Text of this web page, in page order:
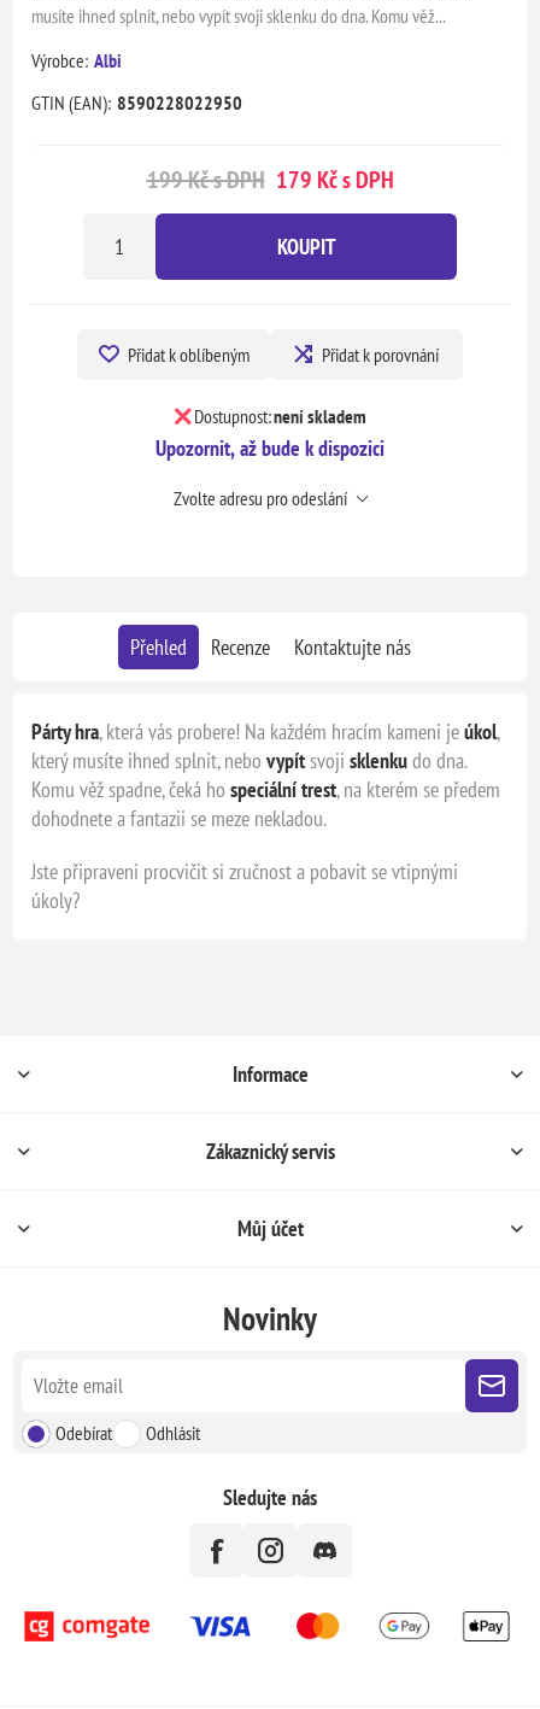
musíte ihned splnit, nebo vypít svoji sklenku do dna. Komu věž...
Výrobce: Albi
GTIN (EAN): 8590228022950
199 Kč s DPH 179 Kč s DPH
KOUPIT
Přidat k oblíbeným Přidat k porovnání
Dostupnost:není skladem
Upozornit, až bude k dispozici
Zvolte adresu pro odeslání
Přehled Recenze Kontaktujte nás
Párty hra, která vás probere! Na každém hracím kameni jeúkol,
který musíte ihned splnit, nebovypítsvojisklenkudo dna.
Komu věž spadne, čeká hospeciální trest, na kterém se předem
dohodnete a fantazii se meze nekladou.
Jste připraveni procvičit si zručnost a pobavit se vtipnými
úkoly?
Informace
Zákaznický servis
Můj účet
Novinky
Odebírat Odhlásit
Sledujte nás